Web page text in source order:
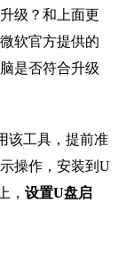
级？和上面更
软官方提供的
是否符合升级
该工具，提前准
示操作，安装到U
， 设置U盘启